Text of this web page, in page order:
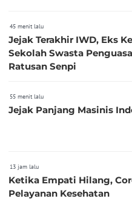
45 menit lalu
Jejak Terakhir IWD, Eks
Sekolah Swasta
Ratusan Senpi
55 menit lalu
Jejak Panjang Masinis
13 jam lalu
Ketika Empati Hilang,
Pelayanan Kesehatan